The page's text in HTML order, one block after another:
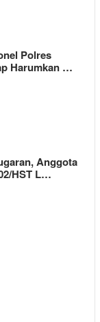
Polres
Harumkan …
Anggota
HST L…